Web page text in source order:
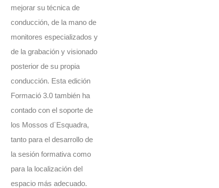
mejorar su técnica de
conducción, de la mano de
monitores especializados y
de la grabación y visionado
posterior de su propia
conducción. Esta edición
Formació 3.0 también ha
contado con el soporte de
los Mossos d`Esquadra,
tanto para el desarrollo de
la sesión formativa como
para la localización del
espacio más adecuado.